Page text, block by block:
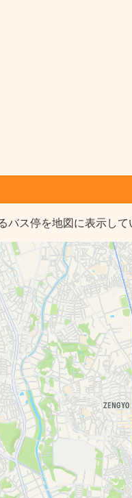
バス停を地図に表示して